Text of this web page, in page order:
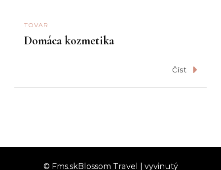
TOVAR
Domáca kozmetika
Číst
© Fms.skBlossom Travel | vyvinutý